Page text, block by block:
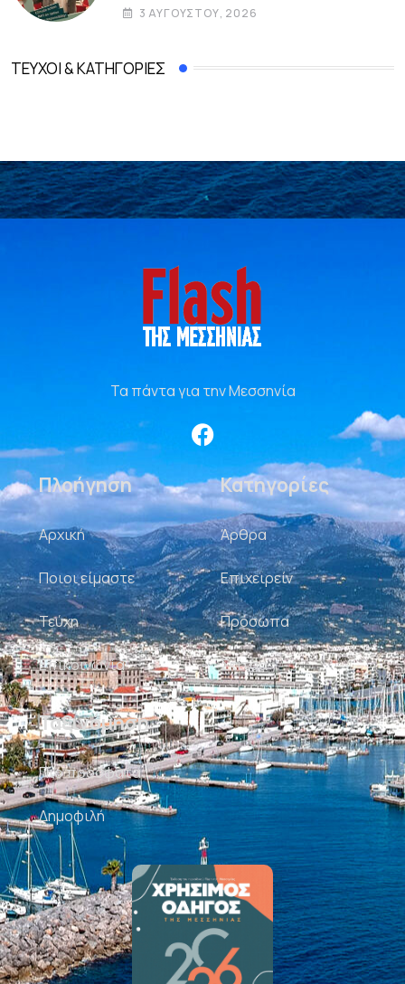
3 ΑΥΓΟΎΣΤΟΥ, 2026
ΤΕΎΧΟΙ & ΚΑΤΗΓΟΡΊΕΣ
Τα πάντα για την Μεσσηνία
Πλοήγηση
Αρχική
Ποιοι είμαστε
Τεύχη
Επικοινωνία
Κατηγορίες
Άρθρα
Επιχειρείν
Πρόσωπα
Σκίτσα
Ταξινόμηση
Πιο πρόσφατα
Δημοφιλή